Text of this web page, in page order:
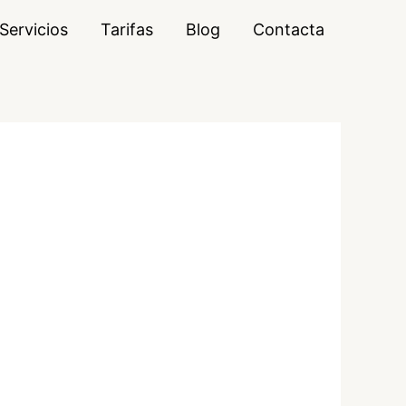
Servicios Tarifas Blog Contacta